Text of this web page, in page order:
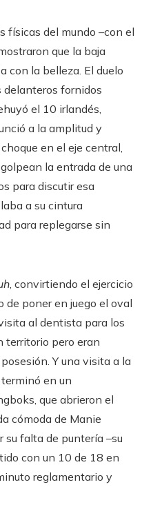
físicas del mundo –con el
que la baja
con la belleza. El duelo
delanteros fornidos
el 10 irlandés,
a la amplitud y
en el eje central,
la entrada de una
para discutir esa
a su cintura
para replegarse sin
, convirtiendo el ejercicio
poner en juego el oval
al dentista para los
territorio pero eran
Y una visita a la
en un
que abrieron el
cómoda de Manie
su falta de puntería –su
con un 10 de 18 en
reglamentario y